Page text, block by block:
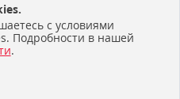
ЛЮБОЙ ФОРМЫ НА САЙТЕ
СОГЛАСИЕ С
И
СОГЛАШЕНИЕМ
с условиями
Подробности в нашей
.